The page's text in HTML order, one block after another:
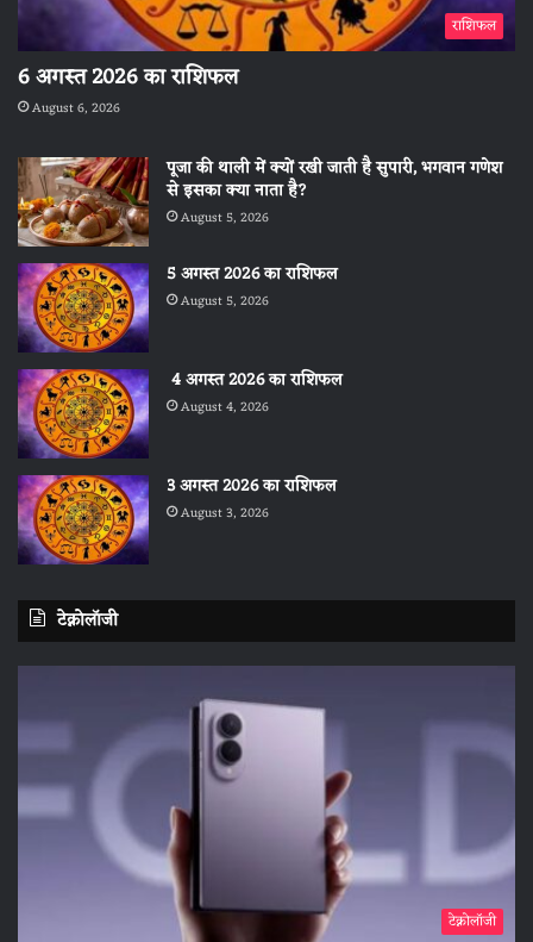
राशिफल
6 अगस्त 2026 का राशिफल
August 6, 2026
पूजा की थाली में क्यों रखी जाती है सुपारी, भगवान गणेश
से इसका क्या नाता है?
August 5, 2026
5 अगस्त 2026 का राशिफल
August 5, 2026
4 अगस्त 2026 का राशिफल
August 4, 2026
3 अगस्त 2026 का राशिफल
August 3, 2026
टेक्नोलॉजी
टेक्नोलॉजी